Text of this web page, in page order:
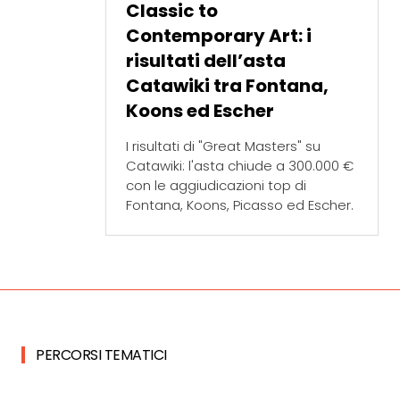
Classic to
Contemporary Art: i
risultati dell’asta
Catawiki tra Fontana,
Koons ed Escher
I risultati di "Great Masters" su
Catawiki: l'asta chiude a 300.000 €
con le aggiudicazioni top di
Fontana, Koons, Picasso ed Escher.
PERCORSI TEMATICI